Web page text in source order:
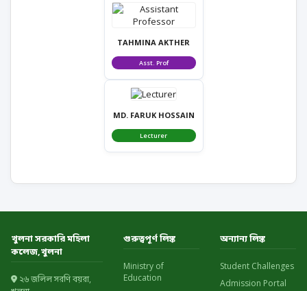
TAHMINA AKTHER
Asst. Prof
MD. FARUK HOSSAIN
Lecturer
খুলনা সরকারি মহিলা
কলেজ,খুলনা
২৬ জলিল সরণি বয়রা,
গুরুত্বপূর্ণ লিঙ্ক
Ministry of
Education
অন্যান্য লিঙ্ক
Student Challenges
Admission Portal